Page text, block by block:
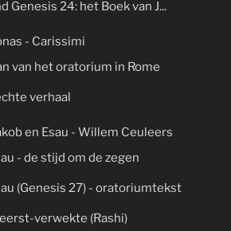
Genesis 24: het Boek van J...
- Carissimi
van het oratorium in Rome
verhaal
en Esau - Willem Ceuleers
- de stijd om de zegen
(Genesis 27) - oratoriumtekst
verwekte (Rashi)